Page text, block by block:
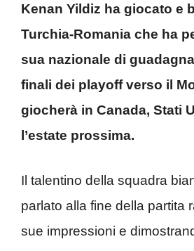
Kenan Yildiz ha giocato e
Turchia-Romania che ha
sua nazionale di
finali dei playoff verso il
giocherà in Canada, Stati
l’estate prossima.
Il talentino della squadra
parlato alla fine della partita
sue impressioni e